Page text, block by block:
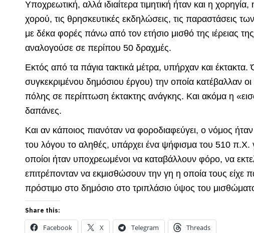
Υποχρεωτική, αλλά ιδιαίτερα τιμητική ήταν και η
χορού, τις θρησκευτικές εκδηλώσεις, τις παραστάσεις
με δέκα φορές πάνω από τον ετήσιο μισθό της ιέρειας
αναλογούσε σε περίπου 50 δραχμές.
Εκτός από τα πάγια τακτικά μέτρα, υπήρχαν και
συγκεκριμένου δημόσιου έργου) την οποία κατέβαλλαν οι
πόλης σε περίπτωση έκτακτης ανάγκης. Και ακόμα η
δαπάνες.
Και αν κάποιος πιανόταν να φοροδιαφεύγει, ο νόμος
του λόγου το αληθές, υπάρχει ένα ψήφισμα του 510 π.Χ.
οποίοι ήταν υποχρεωμένοι να καταβάλλουν φόρο, να
επιτρέπονταν να εκμισθώσουν την γη η οποία τους
πρόστιμο στο δημόσιο στο τριπλάσιο ύψος του
Share this:
Facebook X Telegram Threads